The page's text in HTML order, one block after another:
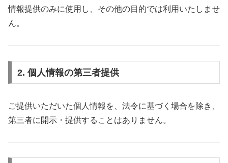
情報提供のみに使用し、その他の目的では利用いたしませ
ん。
2. 個人情報の第三者提供
ご提供いただいた個人情報を、法令に基づく場合を除き、
第三者に開示・提供することはありません。